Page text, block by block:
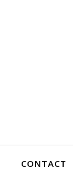
CONTACT